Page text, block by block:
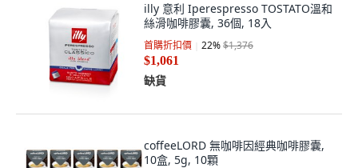
illy 意利 Iperespresso TOSTATO溫和
絲滑咖啡膠囊, 36個, 18入
首購折扣價 22%$1,376
$1,061
缺貨
coffeeLORD 無咖啡因經典咖啡膠囊,
10盒, 5g, 10顆